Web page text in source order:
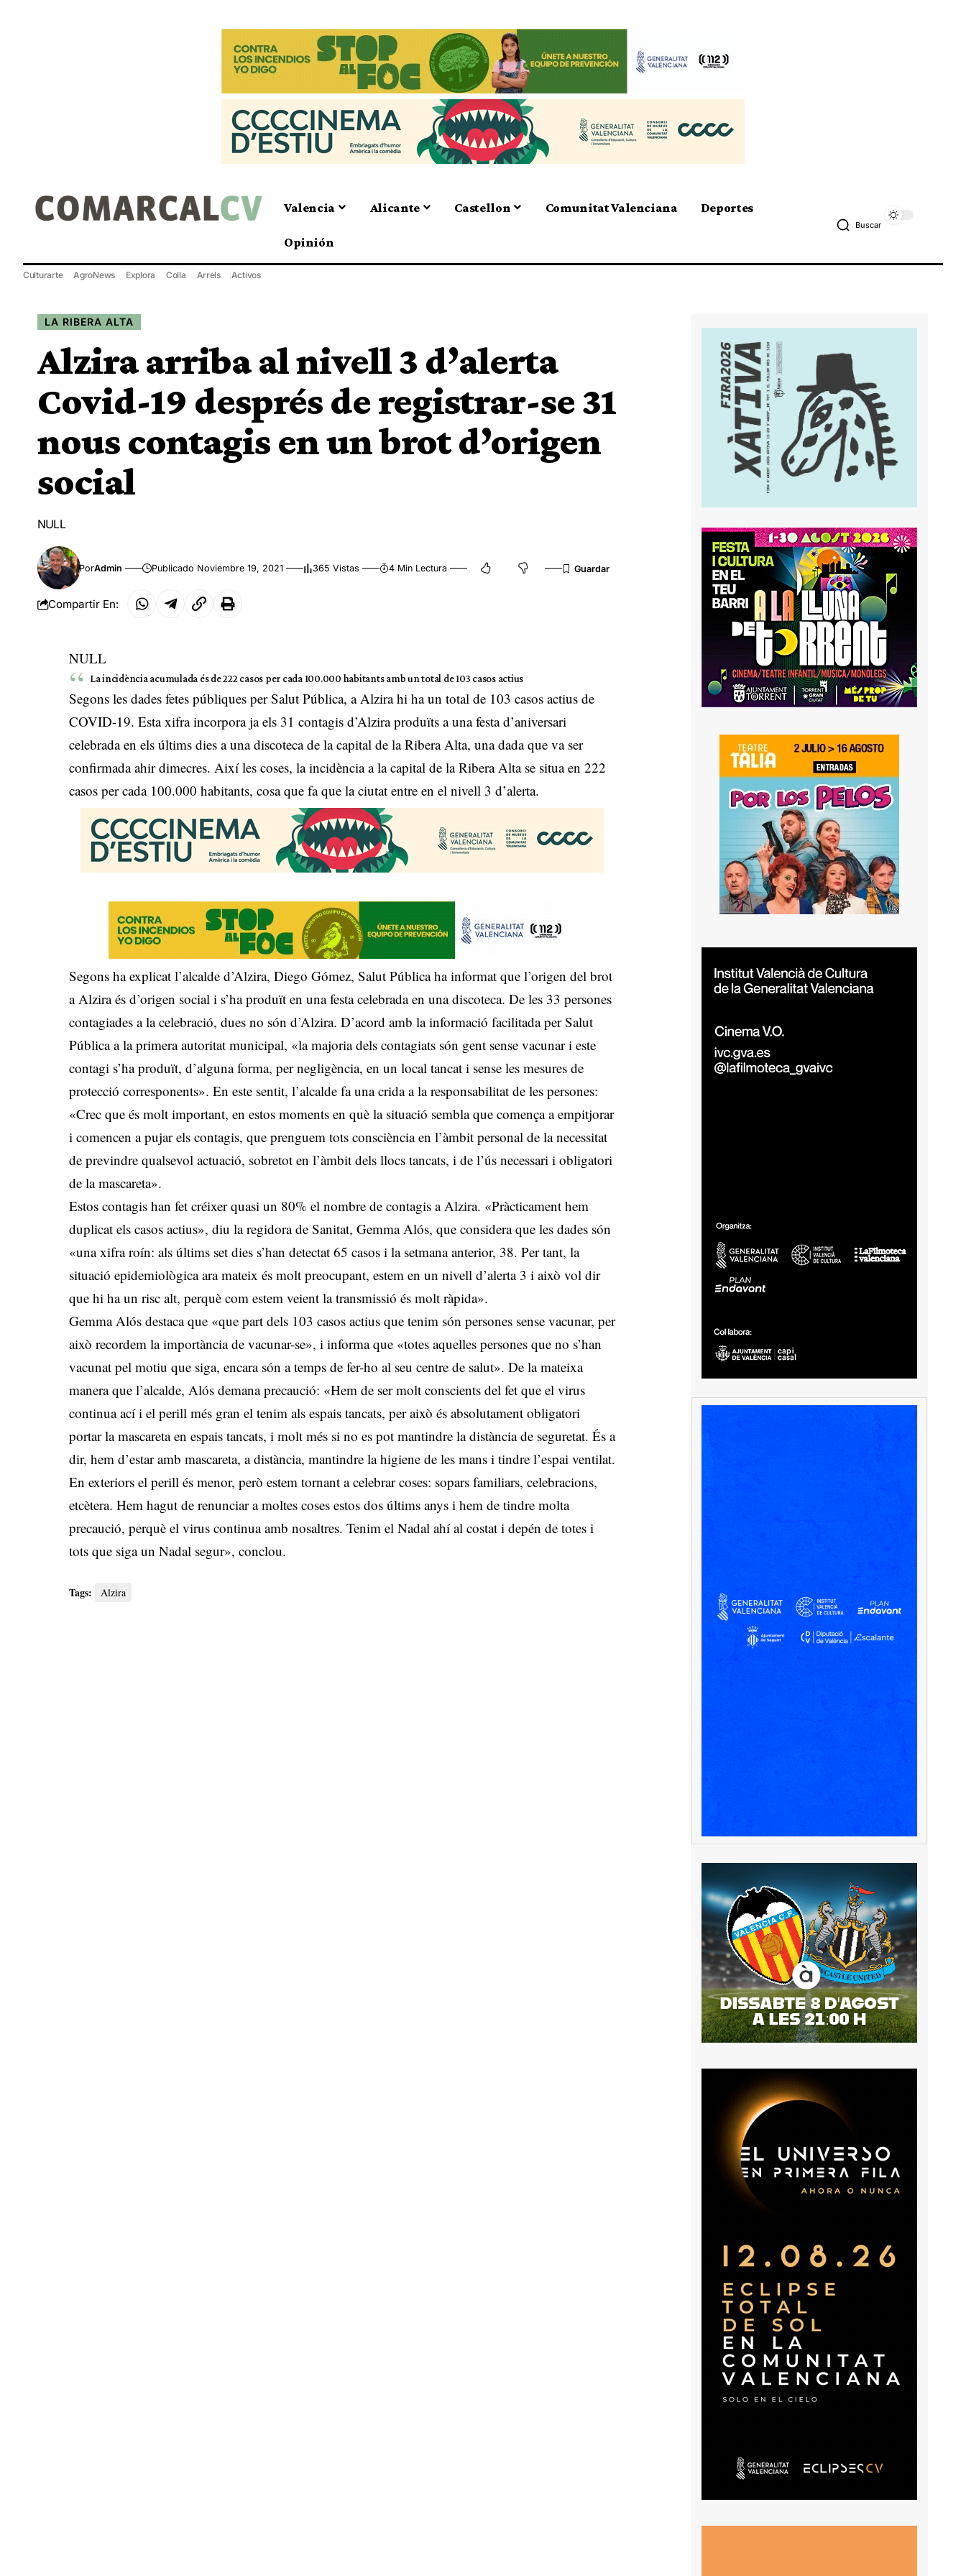
Valencia Alicante Castellon Comunitat Valenciana Deportes
Opinión
Buscar
Culturarte AgroNews Explora Colla Arrels Activos
LA RIBERA ALTA
Alzira arriba al nivell 3 d’alerta
Covid-19 després de registrar-se 31
nous contagis en un brot d’origen
social
NULL
PorAdmin Publicado Noviembre 19, 2021 365 Vistas 4 Min Lectura
Compartir En:
NULL
La incidència acumulada és de 222 casos per cada 100.000 habitants amb un total de 103 casos actius
Segons les dades fetes públiques per Salut Pública, a Alzira hi ha un total de 103 casos actius de
COVID-19. Esta xifra incorpora ja els 31 contagis d’Alzira produïts a una festa d’aniversari
celebrada en els últims dies a una discoteca de la capital de la Ribera Alta, una dada que va ser
confirmada ahir dimecres. Així les coses, la incidència a la capital de la Ribera Alta se situa en 222
casos per cada 100.000 habitants, cosa que fa que la ciutat entre en el nivell 3 d’alerta.
Segons ha explicat l’alcalde d’Alzira, Diego Gómez, Salut Pública ha informat que l’origen del brot
a Alzira és d’origen social i s’ha produït en una festa celebrada en una discoteca. De les 33 persones
contagiades a la celebració, dues no són d’Alzira. D’acord amb la informació facilitada per Salut
Pública a la primera autoritat municipal, «la majoria dels contagiats són gent sense vacunar i este
contagi s’ha produït, d’alguna forma, per negligència, en un local tancat i sense les mesures de
protecció corresponents». En este sentit, l’alcalde fa una crida a la responsabilitat de les persones:
«Crec que és molt important, en estos moments en què la situació sembla que comença a empitjorar
i comencen a pujar els contagis, que prenguem tots consciència en l’àmbit personal de la necessitat
de previndre qualsevol actuació, sobretot en l’àmbit dels llocs tancats, i de l’ús necessari i obligatori
de la mascareta».
Estos contagis han fet créixer quasi un 80% el nombre de contagis a Alzira. «Pràcticament hem
duplicat els casos actius», diu la regidora de Sanitat, Gemma Alós, que considera que les dades són
«una xifra roín: als últims set dies s’han detectat 65 casos i la setmana anterior, 38. Per tant, la
situació epidemiològica ara mateix és molt preocupant, estem en un nivell d’alerta 3 i això vol dir
que hi ha un risc alt, perquè com estem veient la transmissió és molt ràpida».
Gemma Alós destaca que «que part dels 103 casos actius que tenim són persones sense vacunar, per
això recordem la importància de vacunar-se», i informa que «totes aquelles persones que no s’han
vacunat pel motiu que siga, encara són a temps de fer-ho al seu centre de salut». De la mateixa
manera que l’alcalde, Alós demana precaució: «Hem de ser molt conscients del fet que el virus
continua ací i el perill més gran el tenim als espais tancats, per això és absolutament obligatori
portar la mascareta en espais tancats, i molt més si no es pot mantindre la distància de seguretat. És a
dir, hem d’estar amb mascareta, a distància, mantindre la higiene de les mans i tindre l’espai ventilat.
En exteriors el perill és menor, però estem tornant a celebrar coses: sopars familiars, celebracions,
etcètera. Hem hagut de renunciar a moltes coses estos dos últims anys i hem de tindre molta
precaució, perquè el virus continua amb nosaltres. Tenim el Nadal ahí al costat i depén de totes i
tots que siga un Nadal segur», conclou.
Tags: Alzira